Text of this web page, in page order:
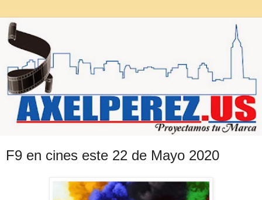
F9 en cines este 22 de Mayo 2020